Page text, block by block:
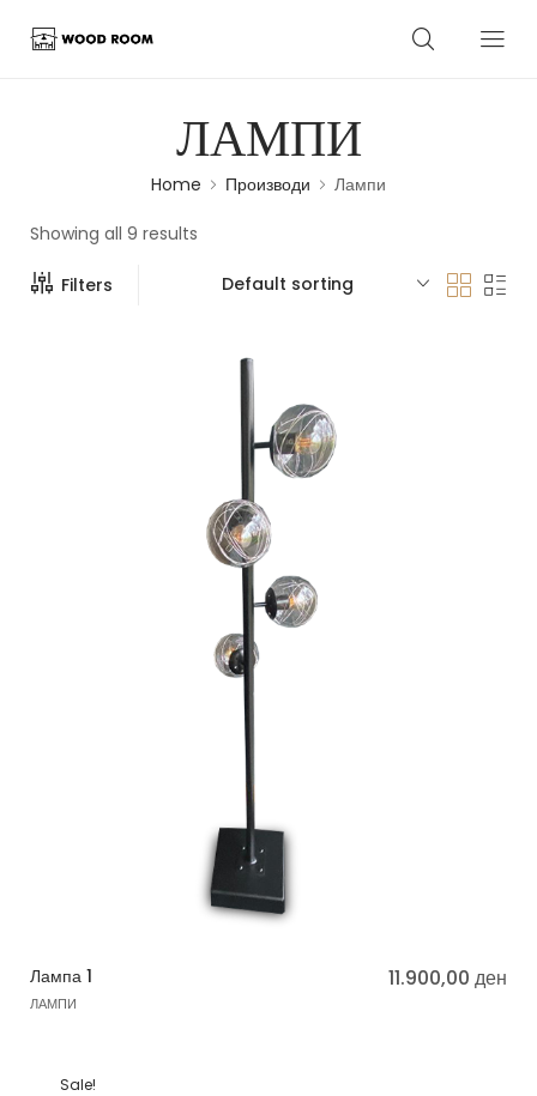
ЛАМПИ
Home Производи Лампи
Showing all 9 results
Filters Default sorting
Лампа 1
ЛАМПИ
11.900,00 ден
Sale!